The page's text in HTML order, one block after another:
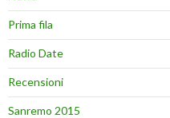
Prima fila
Radio Date
Recensioni
Sanremo 2015